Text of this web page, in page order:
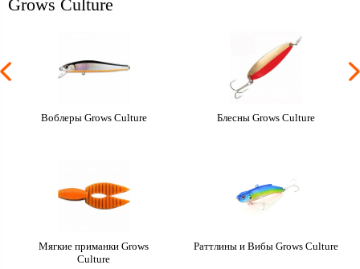
Grows Culture
Воблеры Grows Culture Блесны Grows Culture
Мягкие приманки Grows
Culture
Раттлины и Вибы Grows Culture